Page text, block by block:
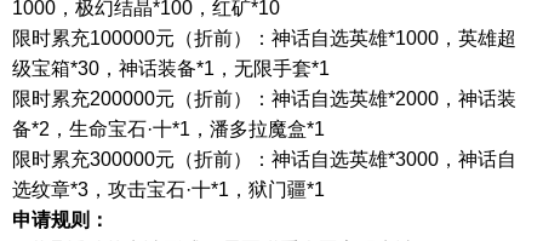
1000，极幻结晶*100，红矿*10
限时累充100000元（折前）：神话自选英雄*1000，英雄超
级宝箱*30，神话装备*1，无限手套*1
限时累充200000元（折前）：神话自选英雄*2000，神话装
备*2，生命宝石·十*1，潘多拉魔盒*1
限时累充300000元（折前）：神话自选英雄*3000，神话自
选纹章*3，攻击宝石·十*1，狱门疆*1
申请规则 ：